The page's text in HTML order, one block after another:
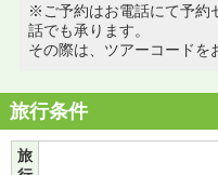
※ご予約はお電話にて予約
話でも承ります。
その際は、ツアーコードを
旅行条件
旅